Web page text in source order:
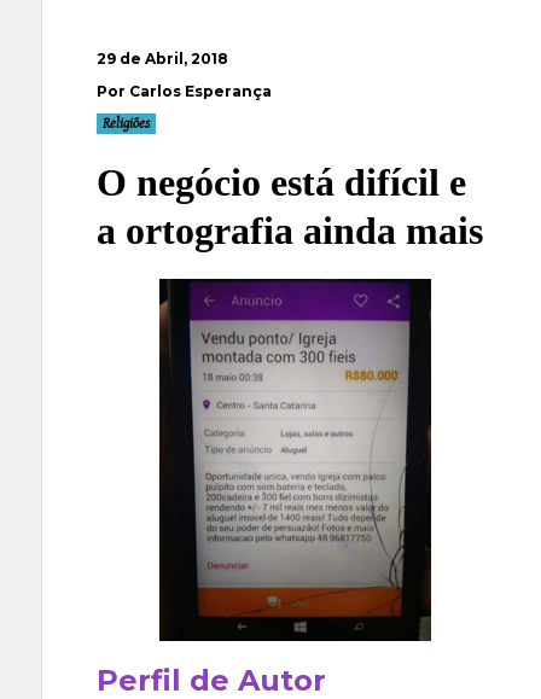
29 de Abril, 2018
Por Carlos Esperança
Religiões
O negócio está difícil e
a ortografia ainda mais
Perfil de Autor